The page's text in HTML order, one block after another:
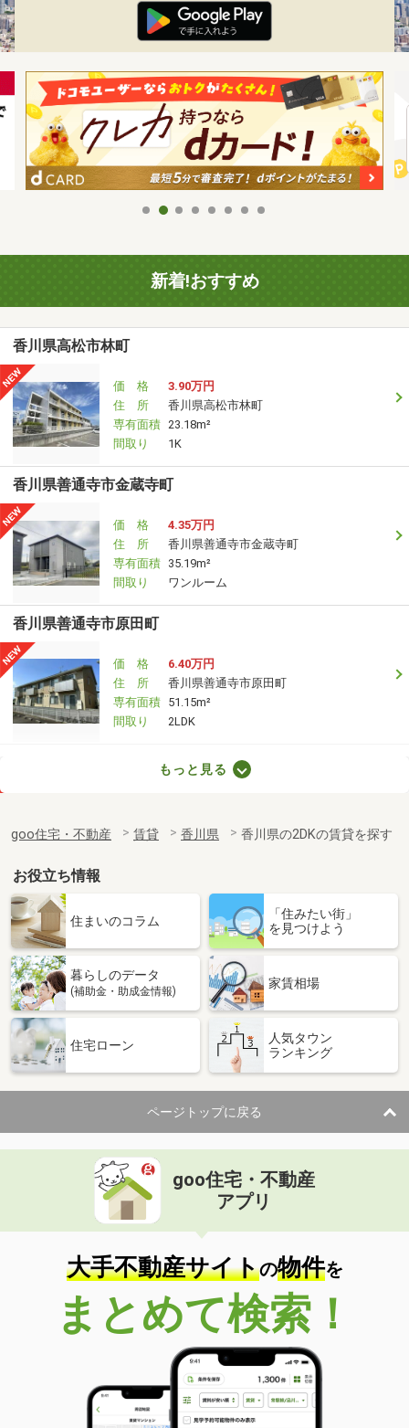
新着!おすすめ
香川県高松市林町
価 格
3.90万円
住 所
香川県高松市林町
専有面積 23.18m²
間取り
1K
香川県善通寺市金蔵寺町
価 格
4.35万円
住 所
香川県善通寺市金蔵寺町
専有面積 35.19m²
間取り
ワンルーム
香川県善通寺市原田町
価 格
6.40万円
住 所
香川県善通寺市原田町
専有面積 51.15m²
間取り
2LDK
専有面積
58.07m²
香川県高松市寺井町
8.50万円
香川県高松市寺井町
専有面積
100.92m²
間取り
4LDK
香川県三豊市山本町財田西
価 格
4.40万円
専有面積 50.78m²
間取り
2LDK
香川県三豊市三野町下高瀬
価 格
香川県三豊市三野町下高瀬
専有面積
50.14m²
間取り
2DK
香川県丸亀市富士見町１丁目
3.70万円
香川県丸亀市富士見町１丁目
専有面積 27.29m²
間取り
ワンルーム
もっと見る
goo住宅・不動産 賃貸 香川県 香川県の2DKの賃貸を探す
お役立ち情報
住まいのコラム
「住みたい街」
を見つけよう
暮らしのデータ
(補助金・助成金情報)
家賃相場
住宅ローン
人気タウン
ランキング
ページトップに戻る
goo住宅・不動産
アプリ
大手不動産サイトの物件を
まとめて検索！